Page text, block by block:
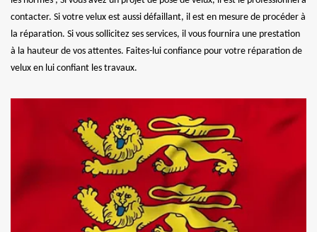
contacter. Si votre velux est aussi défaillant, il est en mesure de procéder à
la réparation. Si vous sollicitez ses services, il vous fournira une prestation
à la hauteur de vos attentes. Faites-lui confiance pour votre réparation de
velux en lui confiant les travaux.